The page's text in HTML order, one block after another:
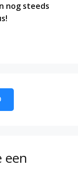
nog steeds
een